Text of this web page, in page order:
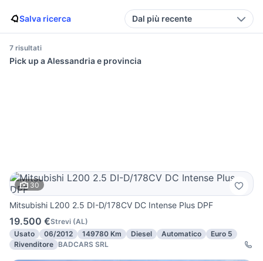
Salva ricerca Dal più recente
7 risultati
Pick up a Alessandria e provincia
30
Mitsubishi L200 2.5 DI-D/178CV DC Intense Plus DPF
19.500 €Strevi (AL)
Usato
06/2012 149780 Km Diesel Automatico
Euro 5
Rivenditore BADCARS SRL